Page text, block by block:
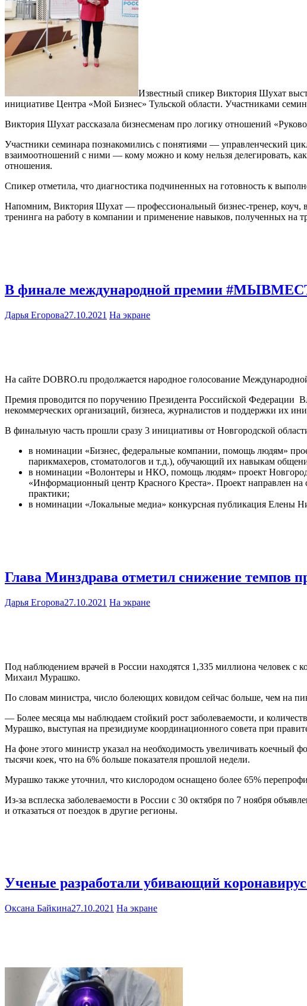
Известный спикер Виктория Шухат
инициативе Центра «Мой Бизнес» Тульской области. Участниками
Виктория Шухат рассказала бизнесменам про логику отношений
Участники семинара познакомились с понятиями — управленческий
взаимоотношений с ними — кому можно и кому нельзя делегировать,
отношения.
Спикер отметила, что диагностика подчиненных на готовность к
Напомним, Виктория Шухат — профессиональный бизнес-тренер, коуч,
тренинга на работу в компании и применение навыков, полученных на
В финале международной премии #МЫВМЕСТЕ
Дарья Егорова27.10.2021 На экране
На сайте DOBRO.ru продолжается народное голосование
Премия проводится по поручению Президента Российской Федерации
некоммерческих организаций, бизнеса, журналистов и поддержки их
В финальную часть прошли сразу 3 инициативы от Новгородской
в номинации «Бизнес, федеральные компании, помощь людям»
парикмахеров, стоматологов и т.д.), обучающий их навыкам
в номинации «Волонтеры и НКО, помощь людям» проект
«Информационный центр Красного Креста». Проект направлен на
практики;
в номинации «Локальные медиа» конкурсная публикация Елены
Глава Минздрава отметил снижение темпов
Дарья Егорова27.10.2021 На экране
Под наблюдением врачей в России находятся 1,335 миллиона человек с
Михаил Мурашко.
По словам министра, число болеющих ковидом сейчас больше, чем на
— Более месяца мы наблюдаем стойкий рост заболеваемости, и
Мурашко, выступая на президиуме координационного совета при
На фоне этого министр указал на необходимость увеличивать коечный
тысячи коек, что на 6% больше показателя прошлой недели.
Мурашко также уточнил, что кислородом оснащено более 65%
Из-за всплеска заболеваемости в России с 30 октября по 7 ноября
и отказаться от поездок в другие регионы.
Ученые разработали убивающий
Оксана Байкина27.10.2021 На экране